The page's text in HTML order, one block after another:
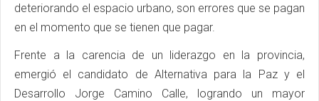
deteriorando el espacio urbano, son errores que se pagan
en el momento que se tienen que pagar.
Frente a la carencia de un liderazgo en la provincia,
emergió el candidato de Alternativa para la Paz y el
Desarrollo Jorge Camino Calle, logrando un mayor